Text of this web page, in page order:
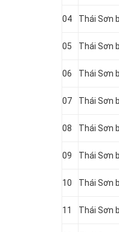
04 Thái Sơn
05 Thái Sơn
06 Thái Sơn
07 Thái Sơn
08 Thái Sơn
09 Thái Sơn
10 Thái Sơn
11 Thái Sơn